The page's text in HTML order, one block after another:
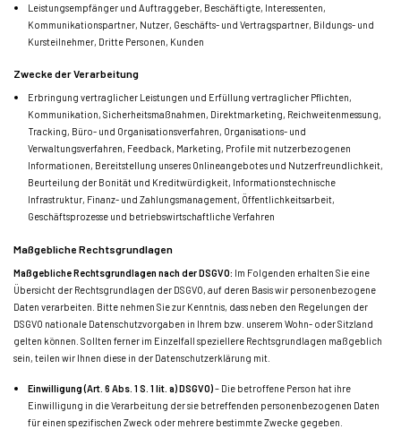
Leistungsempfänger und Auftraggeber, Beschäftigte, Interessenten,
Kommunikationspartner, Nutzer, Geschäfts- und Vertragspartner, Bildungs- und
Kursteilnehmer, Dritte Personen, Kunden
Zwecke der Verarbeitung
Erbringung vertraglicher Leistungen und Erfüllung vertraglicher Pflichten,
Kommunikation, Sicherheitsmaßnahmen, Direktmarketing, Reichweitenmessung,
Tracking, Büro- und Organisationsverfahren, Organisations- und
Verwaltungsverfahren, Feedback, Marketing, Profile mit nutzerbezogenen
Informationen, Bereitstellung unseres Onlineangebotes und Nutzerfreundlichkeit,
Beurteilung der Bonität und Kreditwürdigkeit, Informationstechnische
Infrastruktur, Finanz- und Zahlungsmanagement, Öffentlichkeitsarbeit,
Geschäftsprozesse und betriebswirtschaftliche Verfahren
Maßgebliche Rechtsgrundlagen
Maßgebliche Rechtsgrundlagen nach der DSGVO: Im Folgenden erhalten Sie eine
Übersicht der Rechtsgrundlagen der DSGVO, auf deren Basis wir personenbezogene
Daten verarbeiten. Bitte nehmen Sie zur Kenntnis, dass neben den Regelungen der
DSGVO nationale Datenschutzvorgaben in Ihrem bzw. unserem Wohn- oder Sitzland
gelten können. Sollten ferner im Einzelfall speziellere Rechtsgrundlagen maßgeblich
sein, teilen wir Ihnen diese in der Datenschutzerklärung mit.
Einwilligung (Art. 6 Abs. 1 S. 1 lit. a) DSGVO)– Die betroffene Person hat ihre
Einwilligung in die Verarbeitung der sie betreffenden personenbezogenen Daten
für einen spezifischen Zweck oder mehrere bestimmte Zwecke gegeben.